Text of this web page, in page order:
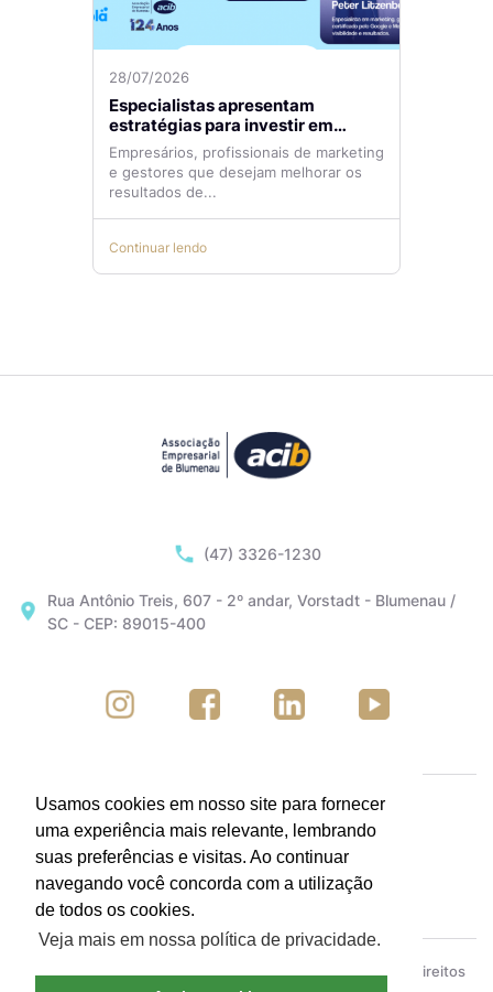
28/07/2026
Especialistas apresentam
estratégias para investir em
tráfego pago com mais eficiência
Empresários, profissionais de marketing
e gestores que desejam melhorar os
resultados de...
Continuar lendo
(47) 3326-1230
Rua Antônio Treis, 607 - 2º andar, Vorstadt - Blumenau /
SC - CEP: 89015-400
ACIB - Associação Empresarial de Blumenau © Todos os direitos
Usamos cookies em nosso site para fornecer
uma experiência mais relevante, lembrando
suas preferências e visitas. Ao continuar
navegando você concorda com a utilização
de todos os cookies.
Veja mais em nossa política de privacidade.